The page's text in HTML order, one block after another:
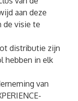
aan deze
de visie te
distributie zijn
hebben in elk
van